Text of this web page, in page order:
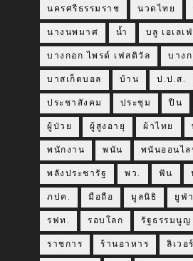
นครศรีธรรมราช นวดไทย
นางนพมาศ น้ำ บลู เอเลเ
บางกอก ไพรด์ เฟสติวัล บาง
บาสเก็ตบอล บ้าน ป.ป.ส.
ประชาสังคม ประชุม ปืน
ผู้ป่วย ผู้สูงอายุ ผ้าไทย
พนักงาน พนัน พนันออนไล
พลังประชารัฐ พว. ฟัน
ภปค. มือถือ มูลนิธิ ยูฟ่
รฟท. รอบโลก รัฐธรรมนูญ
ราชการ ร้านอาหาร ลิเวอ